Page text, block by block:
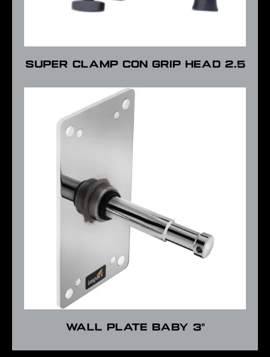
Super Clamp con Grip Head 2.5
WALL PLATE BABY 3"